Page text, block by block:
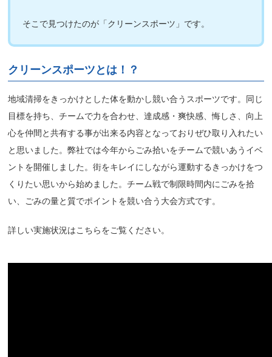
そこで見つけたのが 「クリーンスポーツ」 です。
クリーンスポーツとは！？
地域清掃をきっかけとした体を動かし競い合うスポーツです。同じ
目標を持ち、チームで力を合わせ、達成感・爽快感、悔しさ、向上
心を仲間と共有する事が出来る内容となっておりぜひ取り入れたい
と思いました。弊社では今年からごみ拾いをチームで競いあうイベ
ントを開催しました。街をキレイにしながら運動するきっかけをつ
くりたい思いから始めました。チーム戦で制限時間内にごみを拾
い、ごみの量と質でポイントを競い合う大会方式です。
詳しい実施状況はこちらをご覧ください。